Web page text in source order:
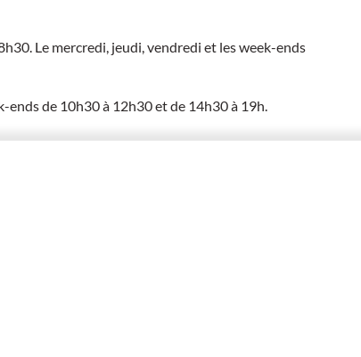
Le mercredi, jeudi, vendredi et les week-ends
de 10h30 à 12h30 et de 14h30 à 19h.
de 14h30 à 19h.